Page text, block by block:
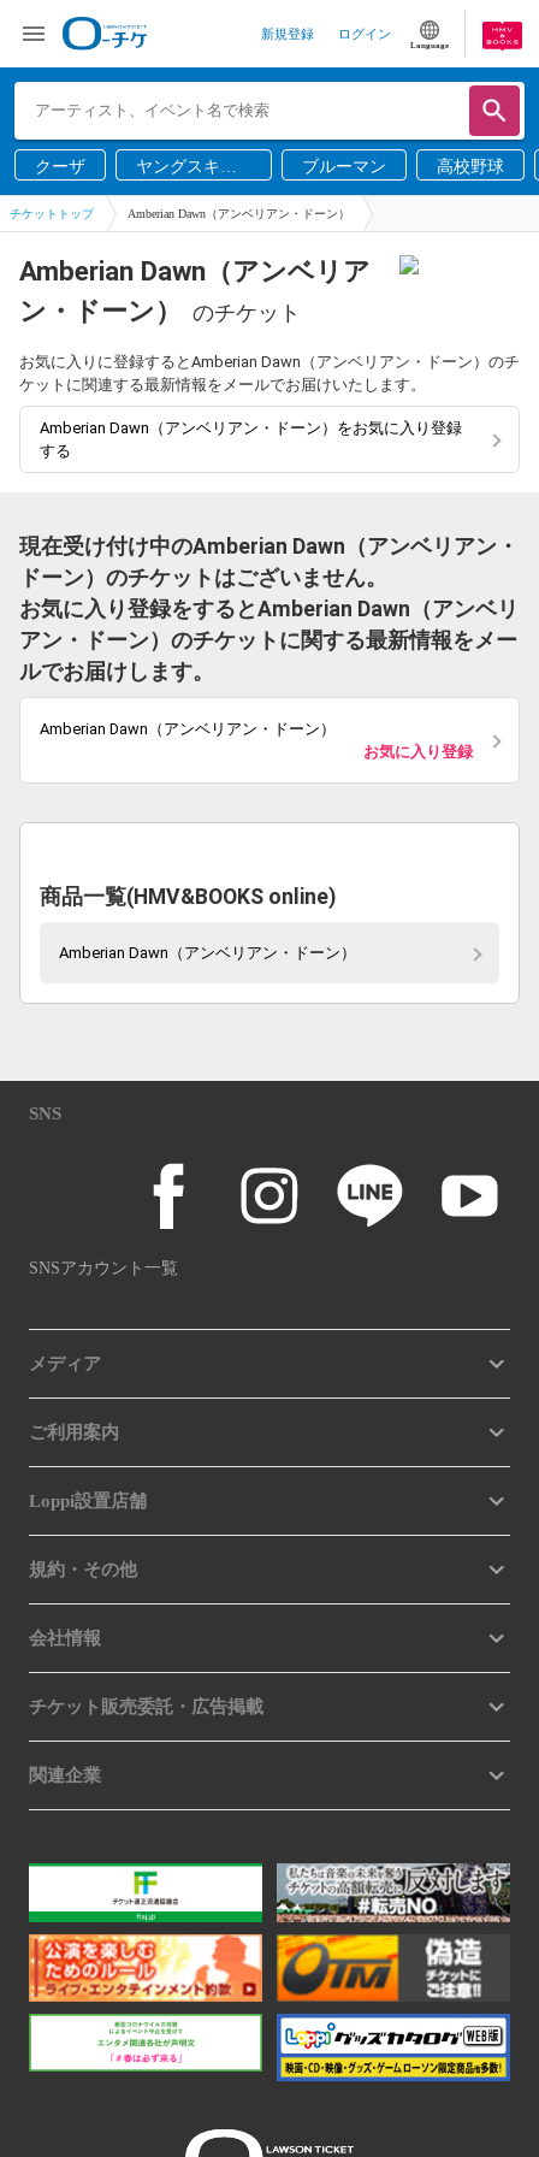
新規登録 ログイン
Language
クーザ
ヤングスキニ
ー
ブルーマン 高校野球
チケットトップ Amberian Dawn（アンベリアン・ドーン）
Amberian Dawn（アンベリア
ン・ドーン）
のチケット
お気に入りに登録するとAmberian Dawn（アンベリアン・ドーン）のチ
ケットに関連する最新情報をメールでお届けいたします。
Amberian Dawn（アンベリアン・ドーン）をお気に入り登録
する
現在受け付け中のAmberian Dawn（アンベリアン・
ドーン）のチケットはございません。
お気に入り登録をするとAmberian Dawn（アンベリ
アン・ドーン）のチケットに関する最新情報をメー
ルでお届けします。
Amberian Dawn（アンベリアン・ドーン）
お気に入り登録
商品一覧(HMV&BOOKS online)
Amberian Dawn（アンベリアン・ドーン）
SNS
SNSアカウント一覧
メディア
ご利用案内
Loppi設置店舗
規約・その他
会社情報
チケット販売委託・広告掲載
関連企業